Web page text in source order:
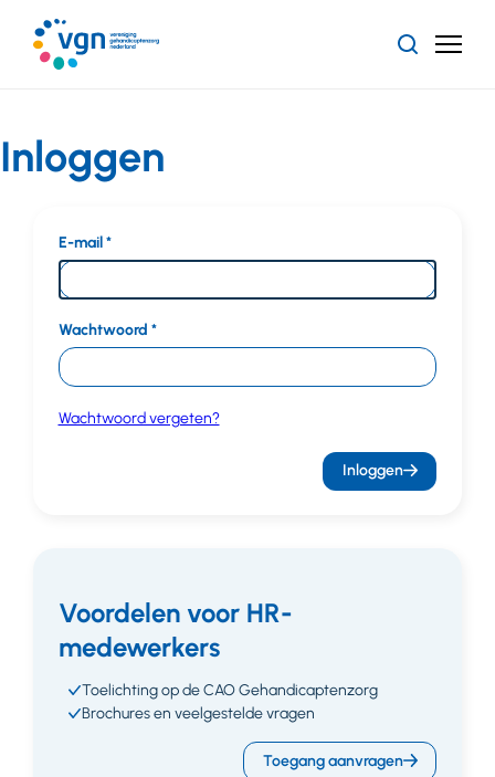
naar
hoofdinhoud
ZoekenMenu
Inloggen
E-mail
Wachtwoord
Wachtwoord vergeten?
Inloggen
Voordelen voor HR-
medewerkers
Toelichting op de CAO Gehandicaptenzorg
Brochures en veelgestelde vragen
Toegang aanvragen